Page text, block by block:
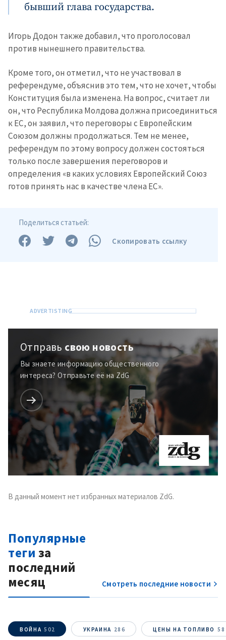
Отправить
информацию
О ZDG
în Română in English
бывший глава государства.
Игорь Додон также добавил, что проголосовал
против нынешнего правительства.
Кроме того, он отметил, что не участвовал в
референдуме, объяснив это тем, что не хочет, чтобы
Конституция была изменена. На вопрос, считает ли
он, что Республика Молдова должна присоединиться
к ЕС, он заявил, что переговоры с Европейским
Союзом должны продолжаться. Тем не менее,
референдум по этому вопросу должен состояться
только после завершения переговоров и
определения «в каких условиях Европейский Союз
готов принять нас в качестве члена ЕС».
Поделиться статьей:
Скопировать ссылку
Отправь свою новость
Вы знаете информацию общественного
интереса? Отправьте её на ZdG
В данный момент нет избранных материалов ZdG.
Популярные
теги за
последний
месяц
Смотреть последние новости
ВОЙНА 502 УКРАИНА 286 ЦЕНЫ НА ТОПЛИВО 58